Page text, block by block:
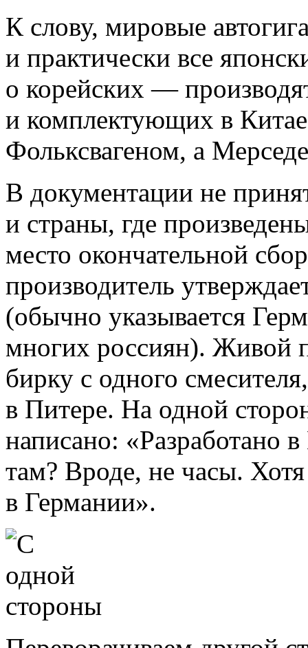
К слову, мировые
и практически все
о корейских —
и комплектующих в
Фольксвагеном, а
В документации не
и страны, где
место окончательной
производитель
(обычно указывается
многих россиян). Живой
бирку с одного
в Питере. На одной
написано: «Разработано
там? Вроде, не часы.
в Германии».